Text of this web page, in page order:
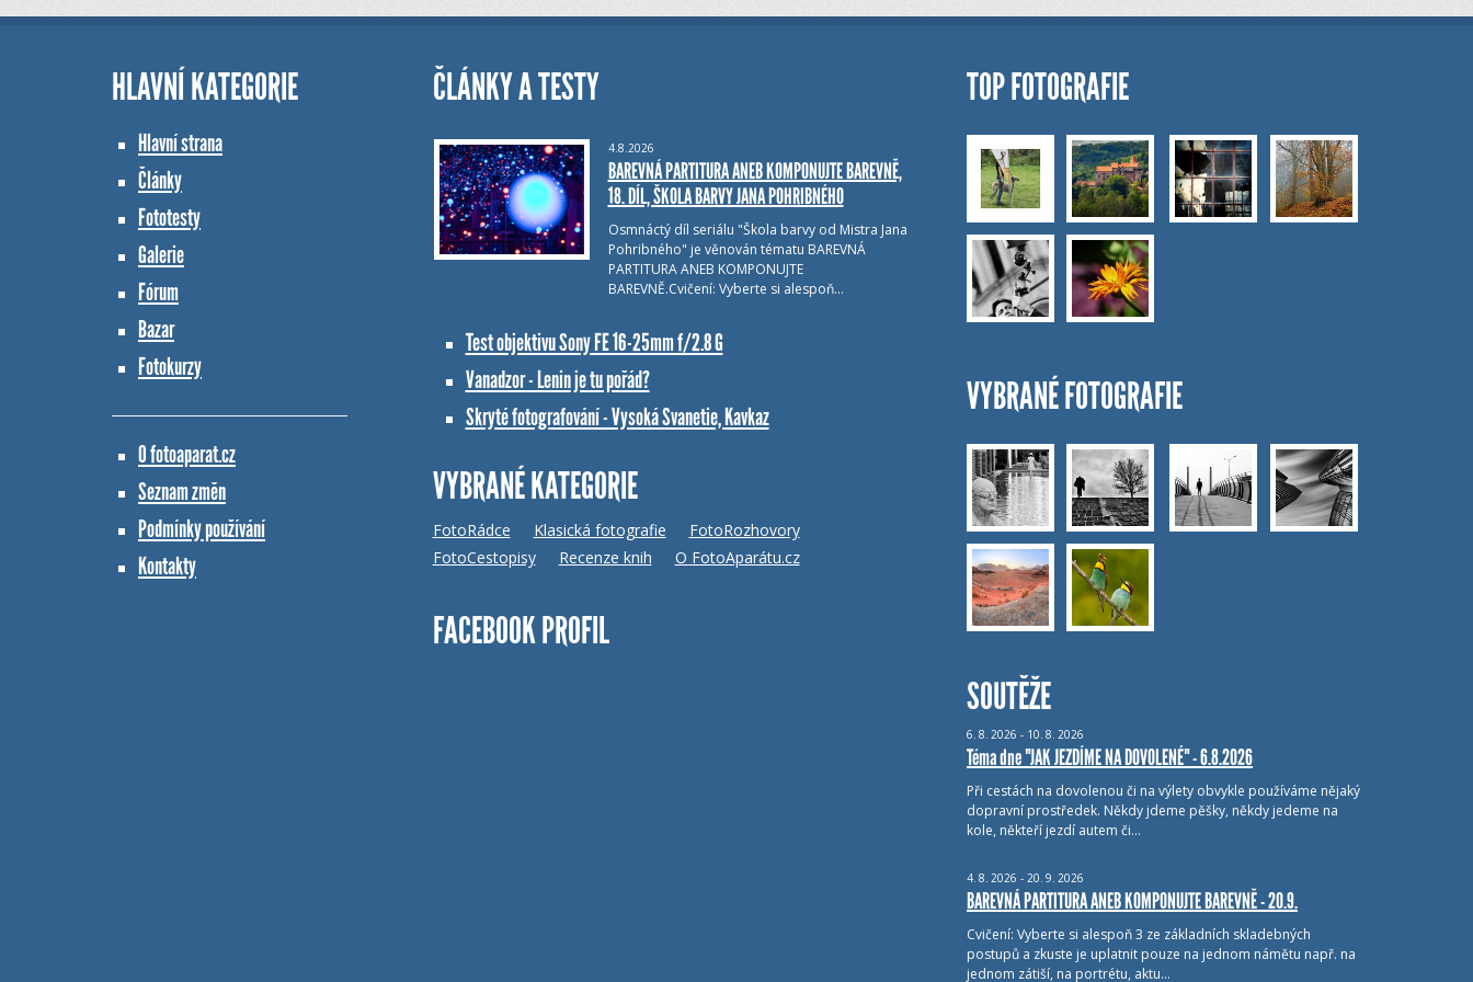
HLAVNÍ KATEGORIE
Hlavní strana
Články
Fototesty
Galerie
Fórum
Bazar
Fotokurzy
O fotoaparat.cz
Seznam změn
Podmínky používání
Kontakty
ČLÁNKY A TESTY
4.8.2026
BAREVNÁ PARTITURA ANEB KOMPONUJTE BAREVNĚ,
18. DÍL, ŠKOLA BARVY JANA POHRIBNÉHO
Osmnáctý díl seriálu "Škola barvy od Mistra Jana
Pohribného" je věnován tématu BAREVNÁ
PARTITURA ANEB KOMPONUJTE
BAREVNĚ.Cvičení: Vyberte si alespoň…
Test objektivu Sony FE 16-25mm f/2.8 G
Vanadzor - Lenin je tu pořád?
Skryté fotografování - Vysoká Svanetie, Kavkaz
VYBRANÉ KATEGORIE
FotoRádce Klasická fotografie
FotoRozhovory
FotoCestopisy
Recenze knih O FotoAparátu.cz
FACEBOOK PROFIL
TOP FOTOGRAFIE
VYBRANÉ FOTOGRAFIE
SOUTĚŽE
6. 8. 2026 - 10. 8. 2026
Téma dne "JAK JEZDÍME NA DOVOLENÉ" - 6.8.2026
Při cestách na dovolenou či na výlety obvykle používáme nějaký
dopravní prostředek. Někdy jdeme pěšky, někdy jedeme na
kole, někteří jezdí autem či…
4. 8. 2026 - 20. 9. 2026
BAREVNÁ PARTITURA ANEB KOMPONUJTE BAREVNĚ - 20.9.
Cvičení: Vyberte si alespoň 3 ze základních skladebných
postupů a zkuste je uplatnit pouze na jednom námětu např. na
jednom zátiší, na portrétu, aktu…